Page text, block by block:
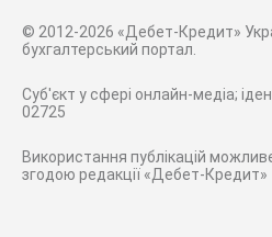
© 2012-2026 «Дебет-Кредит»
бухгалтерський портал.
Суб'єкт у сфері онлайн-медіа;
02725
Використання публікацій
згодою редакції «Дебет-Кредит»